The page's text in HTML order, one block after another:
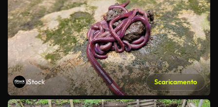
iStock Scaricamento